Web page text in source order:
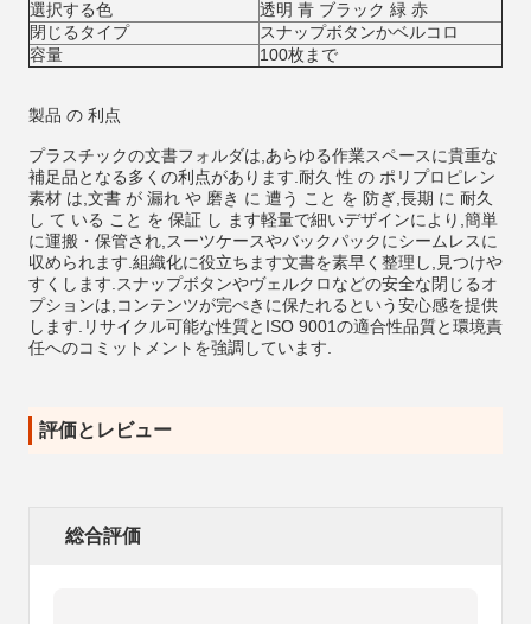
選択する色
透明 青 ブラック 緑 赤
閉じるタイプ
スナップボタンかベルコロ
容量
100枚まで
製品 の 利点
プラスチックの文書フォルダは,あらゆる作業スペースに貴重な
補足品となる多くの利点があります.耐久 性 の ポリプロピレン
素材 は,文書 が 漏れ や 磨き に 遭う こと を 防ぎ,長期 に 耐久
し て いる こと を 保証 し ます軽量で細いデザインにより,簡単
に運搬・保管され,スーツケースやバックパックにシームレスに
収められます.組織化に役立ちます文書を素早く整理し,見つけや
すくします.スナップボタンやヴェルクロなどの安全な閉じるオ
プションは,コンテンツが完ぺきに保たれるという安心感を提供
します.リサイクル可能な性質とISO 9001の適合性品質と環境責
任へのコミットメントを強調しています.
評価とレビュー
総合評価